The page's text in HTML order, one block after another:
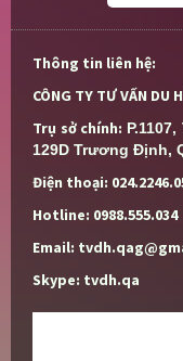
Thông tin liên hệ:
CÔNG TY TƯ VẤN DU
Trụ sở chính:
129D Trương Định,
Điện thoại:
Hotline: 0988.555.034
Email:
Skype: tvdh.qa